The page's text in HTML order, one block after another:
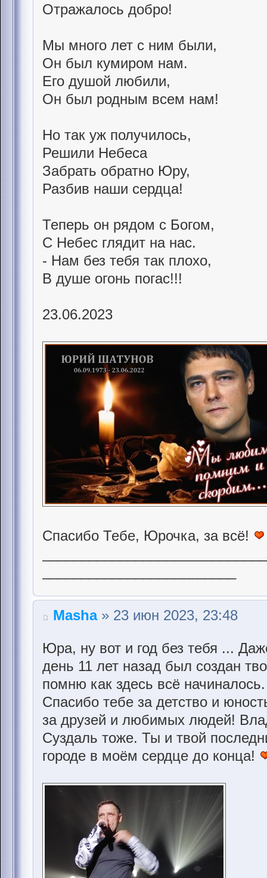
Отражалось добро!
Мы много лет с ним были,
Он был кумиром нам.
Его душой любили,
Он был родным всем нам!
Но так уж получилось,
Решили Небеса
Забрать обратно Юру,
Разбив наши сердца!
Теперь он рядом с Богом,
С Небес глядит на нас.
- Нам без тебя так плохо,
В душе огонь погас!!!
23.06.2023
Спасибо Тебе, Юрочка, за всё!
Masha» 23 июн 2023, 23:48
Юра, ну вот и год без тебя ...
день 11 лет назад был создан
помню как здесь всё
Спасибо тебе за детство и
за друзей и любимых людей!
Суздаль тоже. Ты и твой
городе в моём сердце до конца!